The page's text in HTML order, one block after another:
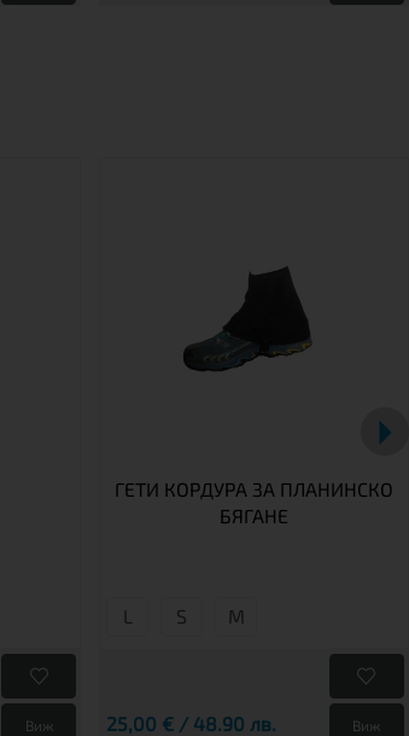
Виж
ГЕТИ КОРДУРА ЗА ПЛАНИНСКО
БЯГАНЕ
L S М
25,00 € / 48.90 лв. Виж